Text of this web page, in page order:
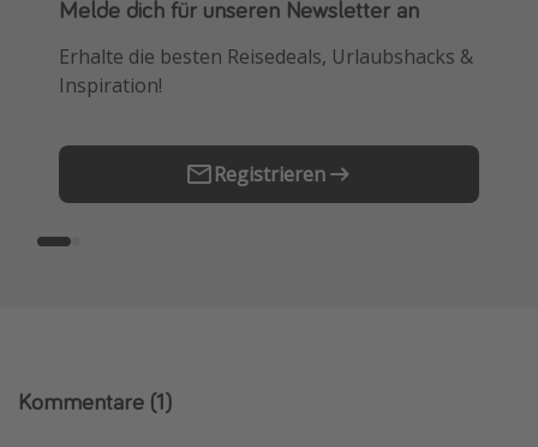
Melde dich für unseren Newsletter an
Erhalte die besten Reisedeals, Urlaubshacks &
Inspiration!
Registrieren
Downloade unsere App
Buche die besten Reiseschnäppchen als
Erstes.
Kommentare (1)